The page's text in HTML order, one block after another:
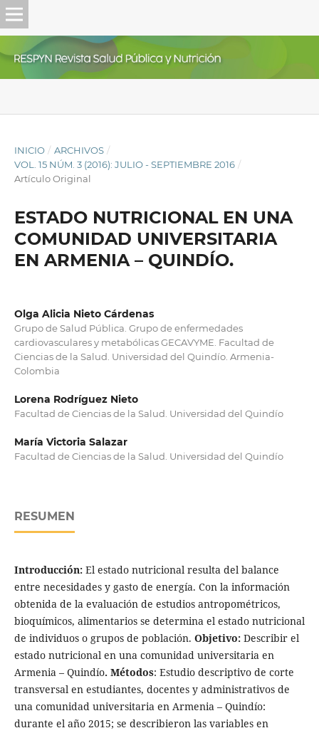
INICIO / ARCHIVOS /
VOL. 15 NÚM. 3 (2016): JULIO - SEPTIEMBRE 2016 /
Artículo Original
ESTADO NUTRICIONAL EN UNA
COMUNIDAD UNIVERSITARIA
EN ARMENIA – QUINDÍO.
Olga Alicia Nieto Cárdenas
Grupo de Salud Pública. Grupo de enfermedades
cardiovasculares y metabólicas GECAVYME. Facultad de
Ciencias de la Salud. Universidad del Quindío. Armenia-
Colombia
Lorena Rodríguez Nieto
Facultad de Ciencias de la Salud. Universidad del Quindío
María Victoria Salazar
Facultad de Ciencias de la Salud. Universidad del Quindío
RESUMEN
Introducción:El estado nutricional resulta del balance
entre necesidades y gasto de energía. Con la información
obtenida de la evaluación de estudios antropométricos,
bioquímicos, alimentarios se determina el estado nutricional
de individuos o grupos de población. Objetivo:Describir el
estado nutricional en una comunidad universitaria en
Armenia – Quindío. Métodos: Estudio descriptivo de corte
transversal en estudiantes, docentes y administrativos de
una comunidad universitaria en Armenia – Quindío:
durante el año 2015; se describieron las variables en